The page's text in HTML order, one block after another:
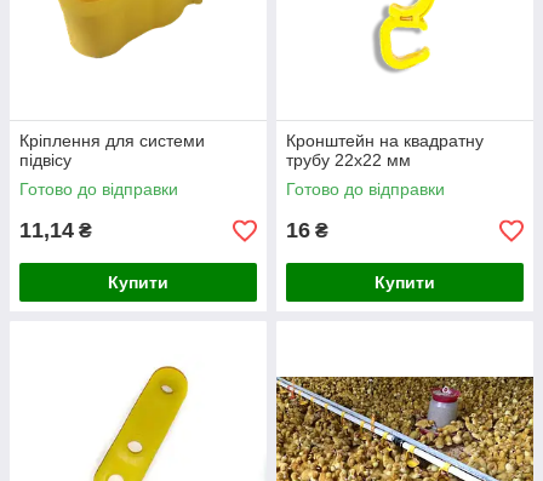
Кріплення для системи
підвісу
Готово до відправки
11,14 ₴
Купити
Кронштейн на квадратну
трубу 22х22 мм
Готово до відправки
16 ₴
Купити